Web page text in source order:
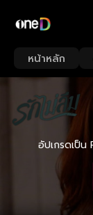
หน้าหลัก
อัปเกรดเป็น